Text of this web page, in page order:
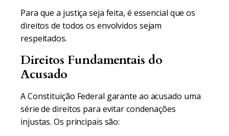
Para que a justiça seja feita, é essencial que os
direitos de todos os envolvidos sejam
respeitados.
Direitos Fundamentais do
Acusado
A Constituição Federal garante ao acusado uma
série de direitos para evitar condenações
injustas. Os principais são: